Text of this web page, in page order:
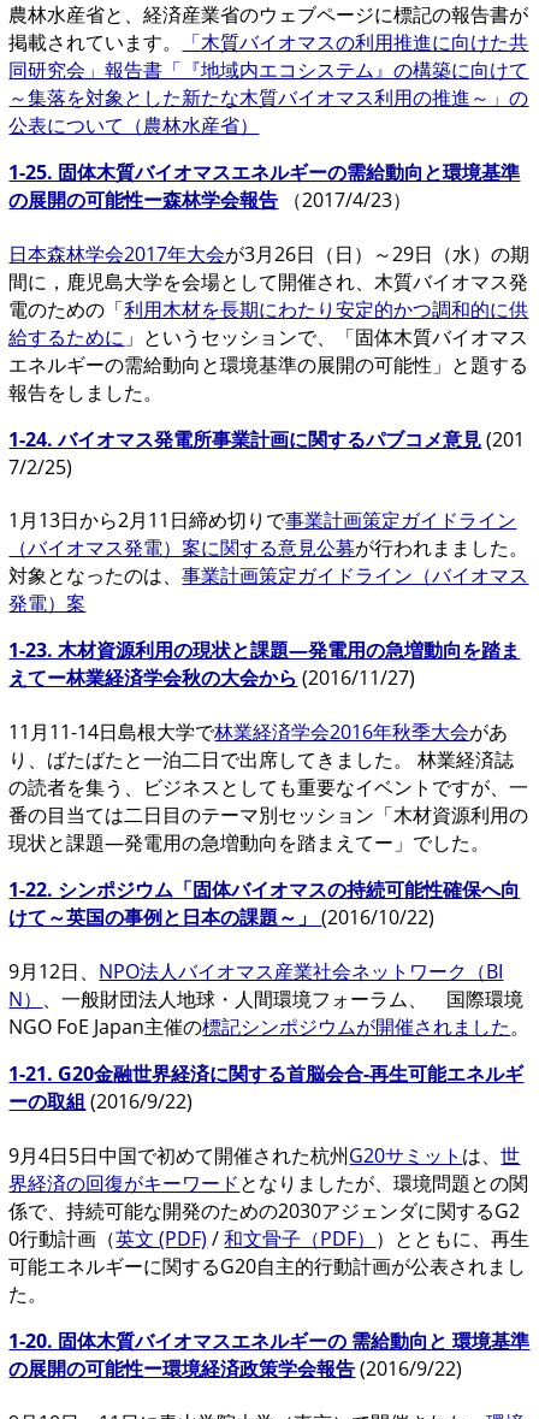
農林水産省と、経済産業省のウェブページに標記の報告書が
掲載されています。
「木質バイオマスの利用推進に向けた共
同研究会」報告書「『地域内エコシステム』の構築に向けて
～集落を対象とした新たな木質バイオマス利用の推進～」の
公表について（農林水産省）
1-25. 固体木質バイオマスエネルギーの需給動向と環境基準
の展開の可能性ー森林学会報告 （2017/4/23）
日本森林学会2017年大会が3月26日（日）～29日（水）の期
間に，鹿児島大学を会場として開催され、木質バイオマス発
電のための「利用木材を長期にわたり安定的かつ調和的に供
給するために 」というセッションで、「固体木質バイオマス
エネルギーの需給動向と環境基準の展開の可能性」と題する
報告をしました。
1-24. バイオマス発電所事業計画に関するパブコメ意見(201
7/2/25)
1月13日から2月11日締め切りで事業計画策定ガイドライン
（バイオマス発電）案に関する意見公募が行われまました。
対象となったのは、事業計画策定ガイドライン（バイオマス
発電）案
1-23. 木材資源利用の現状と課題―発電用の急増動向を踏ま
えてー林業経済学会秋の大会から (2016/11/27)
11月11-14日島根大学で林業経済学会2016年秋季大会があ
り、ばたばたと一泊二日で出席してきました。 林業経済誌
の読者を集う、ビジネスとしても重要なイベントですが、一
番の目当ては二日目のテーマ別セッション「木材資源利用の
現状と課題―発電用の急増動向を踏まえてー」でした。
1-22. シンポジウム「固体バイオマスの持続可能性確保へ向
けて～英国の事例と日本の課題～」(2016/10/22)
9月12日、 NPO法人バイオマス産業社会ネットワーク（BI
N） 、一般財団法人地球・人間環境フォーラム、 国際環境
NGO FoE Japan主催の標記シンポジウムが開催されました。
1-21. G20金融世界経済に関する首脳会合-再生可能エネルギ
ーの取組 (2016/9/22)
9月4日5日中国で初めて開催された杭州G20サミット は、世
界経済の回復がキーワードとなりましたが、環境問題との関
係で、持続可能な開発のための2030アジェンダに関するG2
0行動計画（英文 (PDF) /和文骨子（PDF） ）とともに、再生
可能エネルギーに関するG20自主的行動計画が公表されまし
た。
1-20. 固体木質バイオマスエネルギーの 需給動向と 環境基準
の展開の可能性ー環境経済政策学会報告(2016/9/22)